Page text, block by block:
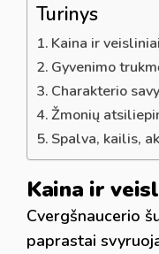
Turinys
Kaina ir
Gyvenimo
Charakterio
Žmonių
Spalva, kailis,
Kaina ir
Cvergšnaucerio
paprastai